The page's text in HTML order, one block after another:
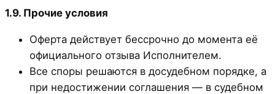
1.9. Прочие условия
Оферта действует бессрочно до момента её
официального отзыва Исполнителем.
Все споры решаются в досудебном порядке, а
при недостижении соглашения — в судебном